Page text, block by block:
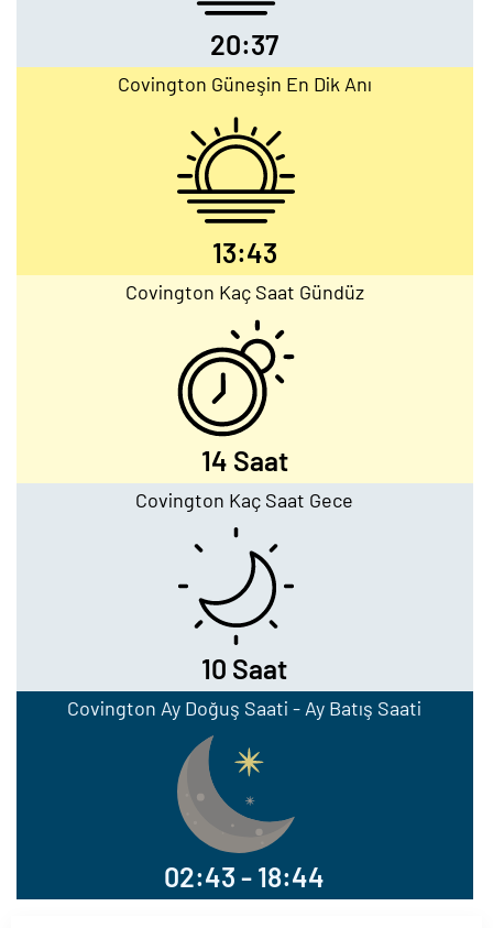
20:37
Covington Güneşin En Dik Anı
13:43
Covington Kaç Saat Gündüz
14 Saat
Covington Kaç Saat Gece
10 Saat
Covington Ay Doğuş Saati - Ay Batış Saati
02:43 - 18:44